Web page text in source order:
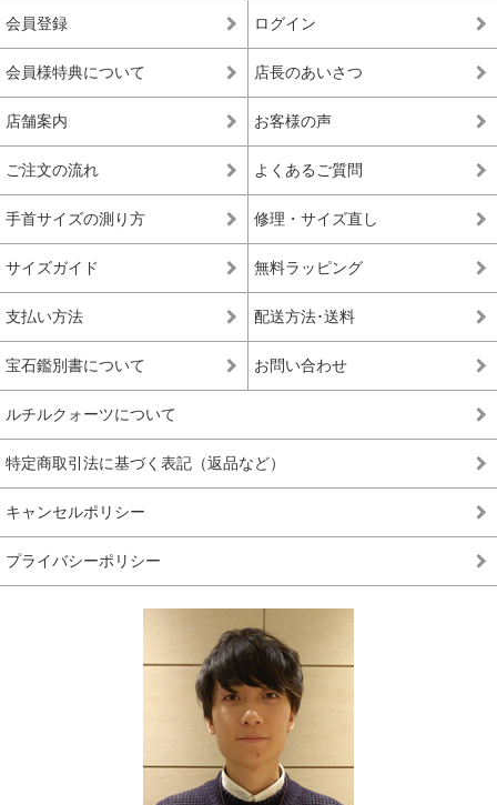
きるブレスレット
入門モデル
ルチルクォーツが初めての方や、低価格でも品質の
良いルチルクォーツを楽しみたい方にお勧めの入門
ブレスレット
※上記の階級は、主に産出量の最も多いゴールドルチルクォーツを対象に適
きましては、品質データが充分に収集できていないこともあり、ゴールドル
チルクォーツと同じ基準値で品質を測ることが難しく、高品質以上の品質階
級を基本的に定めておりません。
高級、最高品質、高品質の中の最上位(ハイエンド)を総称して使われます。
会員登録 ログイン
会員様特典について 店長のあいさつ
店舗案内 お客様の声
ご注文の流れ よくあるご質問
手首サイズの測り方 修理・サイズ直し
サイズガイド 無料ラッピング
支払い方法 配送方法･送料
宝石鑑別書について お問い合わせ
ルチルクォーツについて
特定商取引法に基づく表記（返品など）
キャンセルポリシー
プライバシーポリシー